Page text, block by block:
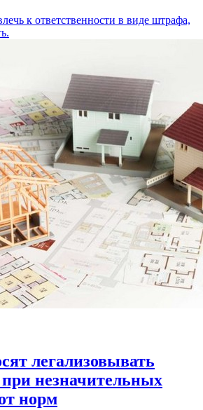
к ответственности в виде штрафа,
легализовывать
незначительных
норм